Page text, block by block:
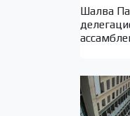
Шалва